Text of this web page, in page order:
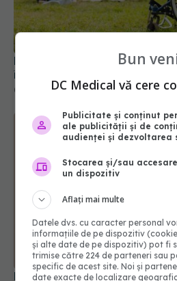
Ministerul Sănătății modifică
în grad de handicap
04 aug 2026, 10:33
Din 1 septembrie, românii
digital de sănătate. Ce este
ce beneficii aduce
Bun
DC Medical vă cere
Publicitate și conținut
ale publicității și de
audienței și dezvoltarea
Stocarea și/sau
un dispozitiv
Aflați mai multe
Datele dvs. cu caracter personal
informațiile de pe dispozitiv
și alte date de pe dispozitiv) pot fi
trimise către 224 de parteneri sau
specific de acest site. Noi și
date exacte de localizare